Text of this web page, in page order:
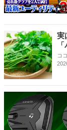
実
コ